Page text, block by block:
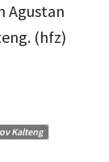
Agustan
(hfz)
Kalteng